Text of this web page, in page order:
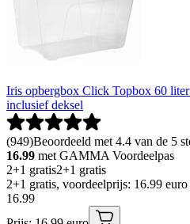
Iris opbergbox Click Topbox 60
inclusief deksel
(949)Beoordeeld met 4.4 van de 5
16.99 met GAMMA Voordeelpas
2+1 gratis2+1 gratis
2+1 gratis, voordeelprijs: 16.99
16.99